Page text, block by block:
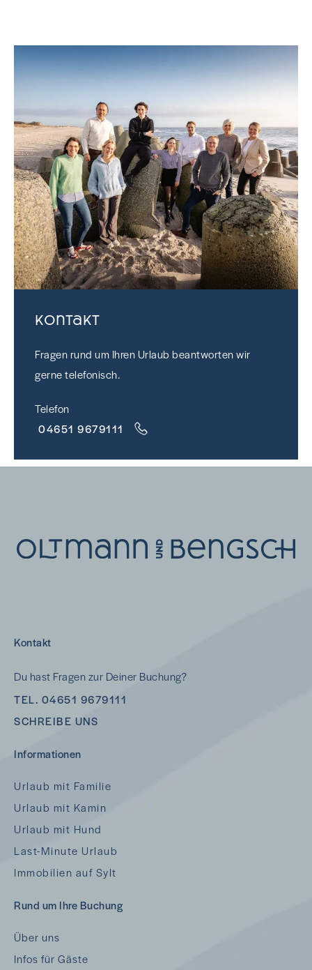
Kontakt
Fragen rund um Ihren Urlaub beantworten wir
gerne telefonisch.
Telefon
04651 9679111
Kontakt
Du hast Fragen zur Deiner Buchung?
TEL. 04651 9679111
SCHREIBE UNS
Informationen
Urlaub mit Familie
Urlaub mit Kamin
Urlaub mit Hund
Last-Minute Urlaub
Immobilien auf Sylt
Rund um Ihre Buchung
Über uns
Infos für Gäste